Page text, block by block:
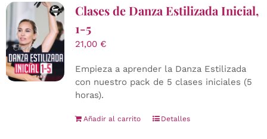
Clases de Danza Estilizada Inicial,
1-5
21,00 €
Empieza a aprender la Danza Estilizada
con nuestro pack de 5 clases iniciales (5
horas).
Añadir al carrito Detalles